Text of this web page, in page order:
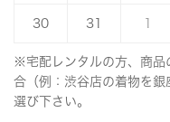
30 31
※宅配レンタルの方、商品
合（例：渋谷店の着物を
選び下さい。